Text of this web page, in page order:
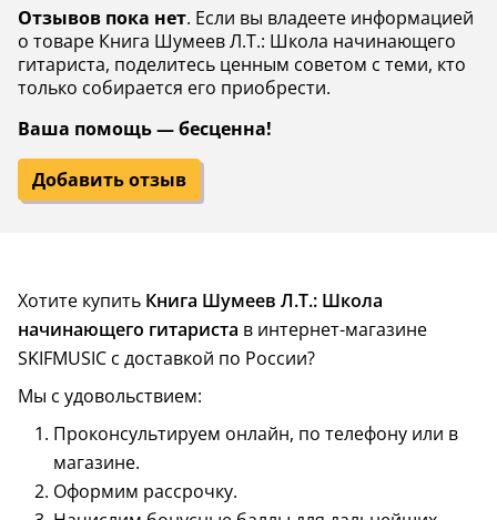
Отзывов пока нет. Если вы владеете информацией
о товаре Книга Шумеев Л.Т.: Школа начинающего
гитариста, поделитесь ценным советом с теми, кто
только собирается его приобрести.
Ваша помощь — бесценна!
Добавить отзыв
Хотите купить Книга Шумеев Л.Т.: Школа
начинающего гитариста в интернет-магазине
SKIFMUSIC с доставкой по России?
Мы с удовольствием:
Проконсультируем онлайн, по телефону или в
магазине.
Оформим рассрочку.